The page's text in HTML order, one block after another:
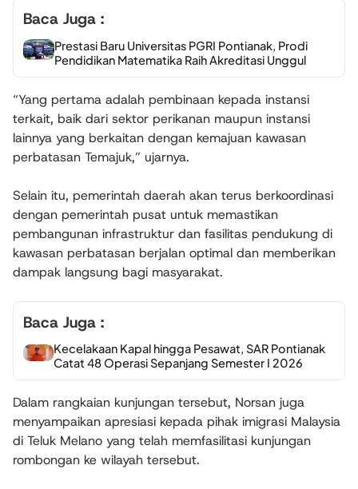
Baca Juga :
Prestasi Baru Universitas PGRI Pontianak, Prodi
Pendidikan Matematika Raih Akreditasi Unggul
“Yang pertama adalah pembinaan kepada instansi
terkait, baik dari sektor perikanan maupun instansi
lainnya yang berkaitan dengan kemajuan kawasan
perbatasan Temajuk,” ujarnya.
Selain itu, pemerintah daerah akan terus berkoordinasi
dengan pemerintah pusat untuk memastikan
pembangunan infrastruktur dan fasilitas pendukung di
kawasan perbatasan berjalan optimal dan memberikan
dampak langsung bagi masyarakat.
Baca Juga :
Kecelakaan Kapal hingga Pesawat, SAR Pontianak
Catat 48 Operasi Sepanjang Semester I 2026
Dalam rangkaian kunjungan tersebut, Norsan juga
menyampaikan apresiasi kepada pihak imigrasi Malaysia
di Teluk Melano yang telah memfasilitasi kunjungan
rombongan ke wilayah tersebut.